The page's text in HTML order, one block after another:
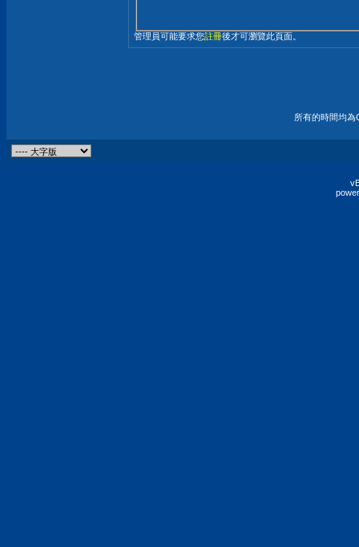
管理員可能要求您註冊後才可瀏覽此頁面。
所有的時間均為